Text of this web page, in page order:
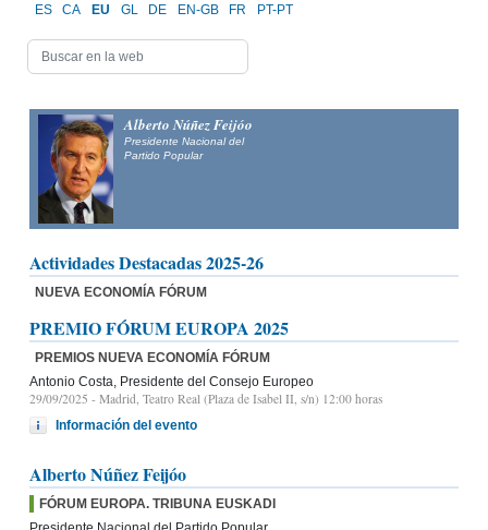
ES CA EU GL DE EN-GB FR PT-PT
Alberto Núñez Feijóo
Presidente Nacional del
Partido Popular
Actividades Destacadas 2025-26
NUEVA ECONOMÍA FÓRUM
PREMIO FÓRUM EUROPA 2025
PREMIOS NUEVA ECONOMÍA FÓRUM
Antonio Costa, Presidente del Consejo Europeo
29/09/2025 - Madrid, Teatro Real (Plaza de Isabel II, s/n) 12:00 horas
Información del evento
Alberto Núñez Feijóo
FÓRUM EUROPA. TRIBUNA EUSKADI